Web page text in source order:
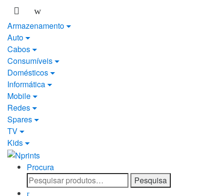
Saltar
para
navegação
Pular
para
conteúdo
Armazenamento
Auto
Cabos
Consumíveis
Domésticos
Informática
Mobile
Redes
Spares
TV
Kids
Procura
Pesquisar
por:
Pesquisa